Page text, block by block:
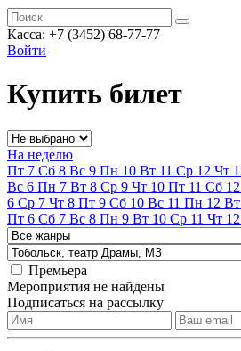
Касса: +7 (3452) 68-77-77
Войти
Купить билет
На неделю
Пт 7 Сб 8 Вс 9 Пн 10 Вт 11 Ср 12 Чт
Вс 6 Пн 7 Вт 8 Ср 9 Чт 10 Пт 11 Сб 12
6 Ср 7 Чт 8 Пт 9 Сб 10 Вс 11 Пн 12 Вт
Пт 6 Сб 7 Вс 8 Пн 9 Вт 10 Ср 11 Чт 12
Премьера
Мероприятия не найдены
Подписаться на рассылку